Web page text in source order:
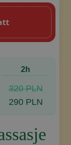
2h
320 PLN
290 PLN